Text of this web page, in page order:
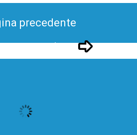
precedente
successivo